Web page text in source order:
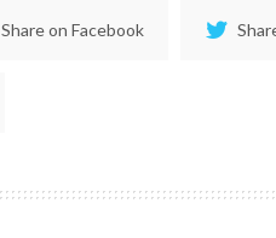
Share on Facebook